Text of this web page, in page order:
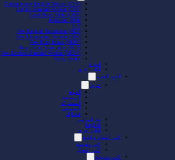
Contemporary English Version (CEV)
English Standard Version (ESV)
Good News Bible (GNB)
Jerusalem Bible
KJV
New English Translation (NET)
New International Version (NIV)
New King James (NKJV)
New Living Translation (NLT)
New Revised Standard Version (NRSV)
Study Bibles
اجزاء
لغات أخرى
العهد الجديد
عربي
الحياة
المبسطة
المشتركة
اليسوعي
فاندايك
مع المزامير
English
لغات أخرى
كتب أطفال وناشئة
كتب مقدسة
كتب أطفال
كتب مسيحية